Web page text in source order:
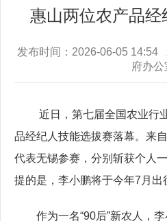
惠山两位农产品经
发布时间：2026-06-05 14:54
府办公
近日，第七届全国农业行业
品经纪人技能选拔赛落幕。来
代表无锡参赛，分别斩获个人
提的是，李小鹏将于今年7月出
作为一名“90后”新农人，李